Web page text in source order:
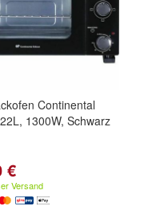
Continental
1300W, Schwarz
€
Versand